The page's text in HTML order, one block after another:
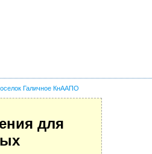
Галичное КнААПО
для